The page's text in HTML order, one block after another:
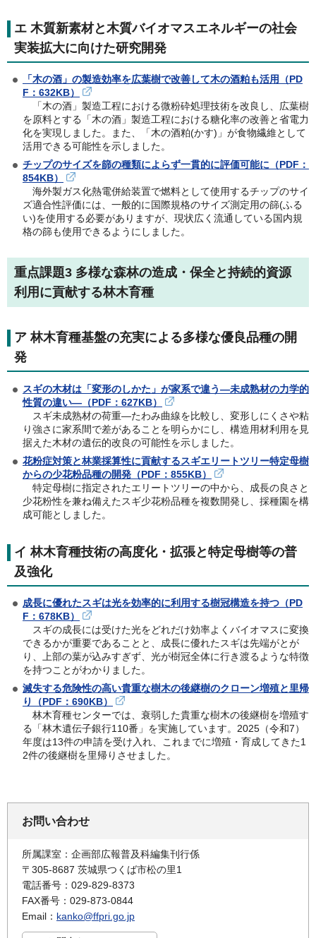
エ 木質新素材と木質バイオマスエネルギーの社会
実装拡大に向けた研究開発
「木の酒」の製造効率を広葉樹で改善して木の酒粕も活用（PD
F：632KB）
「木の酒」製造工程における微粉砕処理技術を改良し、広葉樹
を原料とする「木の酒」製造工程における糖化率の改善と省電力
化を実現しました。また、「木の酒粕(かす)」が食物繊維として
活用できる可能性を示しました。
チップのサイズを篩の種類によらず一貫的に評価可能に（PDF：
854KB）
海外製ガス化熱電併給装置で燃料として使用するチップのサイ
ズ適合性評価には、一般的に国際規格のサイズ測定用の篩(ふる
い)を使用する必要がありますが、現状広く流通している国内規
格の篩も使用できるようにしました。
重点課題3 多様な森林の造成・保全と持続的資源
利用に貢献する林木育種
ア 林木育種基盤の充実による多様な優良品種の開
発
スギの木材は「変形のしかた」が家系で違う—未成熟材の力学的
性質の違い—（PDF：627KB）
スギ未成熟材の荷重―たわみ曲線を比較し、変形しにくさや粘
り強さに家系間で差があることを明らかにし、構造用材利用を見
据えた木材の遺伝的改良の可能性を示しました。
花粉症対策と林業採算性に貢献するスギエリートツリー特定母樹
からの少花粉品種の開発（PDF：855KB）
特定母樹に指定されたエリートツリーの中から、成長の良さと
少花粉性を兼ね備えたスギ少花粉品種を複数開発し、採種園を構
成可能としました。
イ 林木育種技術の高度化・拡張と特定母樹等の普
及強化
成長に優れたスギは光を効率的に利用する樹冠構造を持つ（PD
F：678KB）
スギの成長には受けた光をどれだけ効率よくバイオマスに変換
できるかが重要であることと、成長に優れたスギは先端がとが
り、上部の葉が込みすぎず、光が樹冠全体に行き渡るような特徴
を持つことがわかりました。
滅失する危険性の高い貴重な樹木の後継樹のクローン増殖と里帰
り（PDF：690KB）
林木育種センターでは、衰弱した貴重な樹木の後継樹を増殖す
る「林木遺伝子銀行110番」を実施しています。2025（令和7）
年度は13件の申請を受け入れ、これまでに増殖・育成してきた1
2件の後継樹を里帰りさせました。
お問い合わせ
所属課室：企画部広報普及科編集刊行係
〒305-8687 茨城県つくば市松の里1
電話番号：029-829-8373
FAX番号：029-873-0844
Email： kanko@ffpri.go.jp